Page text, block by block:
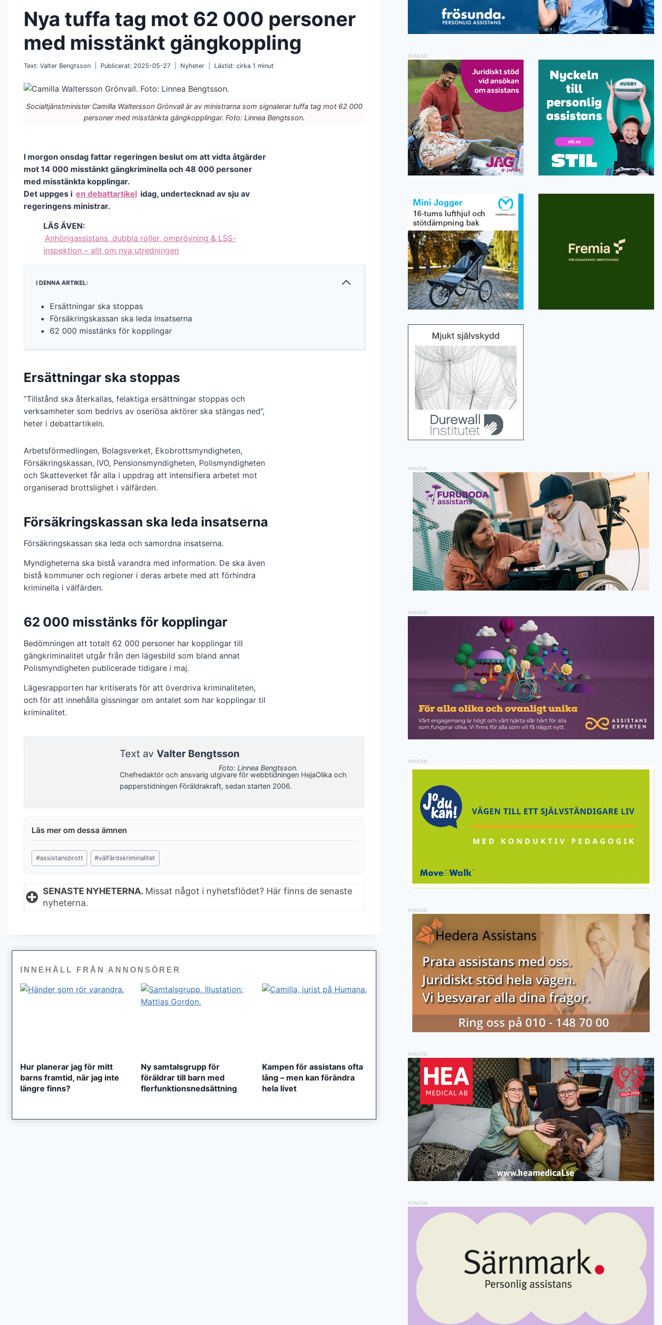
Nya tuffa tag mot 62 000 personer
med misstänkt gängkoppling
Text: Valter Bengtsson Publicerat: 2025-05-27 Nyheter Lästid: cirka1 minut
Socialtjänstminister Camilla Waltersson Grönvall är av ministrarna som signalerar tuffa tag mot 62 000
personer med misstänkta gängkopplingar. Foto: Linnea Bengtsson.
I morgon onsdag fattar regeringen beslut om att vidta åtgärder
mot 14 000 misstänkt gängkriminella och 48 000 personer
med misstänkta kopplingar.
Det uppges i en debattartikel idag, undertecknad av sju av
regeringens ministrar.
LÄS ÄVEN:
Anhörigassistans, dubbla roller, omprövning & LSS-
inspektion – allt om nya utredningen
I DENNA ARTIKEL:
Ersättningar ska stoppas
Försäkringskassan ska leda insatserna
62 000 misstänks för kopplingar
Ersättningar ska stoppas
”Tillstånd ska återkallas, felaktiga ersättningar stoppas och
verksamheter som bedrivs av oseriösa aktörer ska stängas ned”,
heter i debattartikeln.
Arbetsförmedlingen, Bolagsverket, Ekobrottsmyndigheten,
Försäkringskassan, IVO, Pensionsmyndigheten, Polismyndigheten
och Skatteverket får alla i uppdrag att intensifiera arbetet mot
organiserad brottslighet i välfärden.
Försäkringskassan ska leda insatserna
Försäkringskassan ska leda och samordna insatserna.
Myndigheterna ska bistå varandra med information. De ska även
bistå kommuner och regioner i deras arbete med att förhindra
kriminella i välfärden.
62 000 misstänks för kopplingar
Bedömningen att totalt 62 000 personer har kopplingar till
gängkriminalitet utgår från den lägesbild som bland annat
Polismyndigheten publicerade tidigare i maj.
Lägesrapporten har kritiserats för att överdriva kriminaliteten,
och för att innehålla gissningar om antalet som har kopplingar til
kriminalitet.
Foto: Linnea Bengtsson.
Text av Valter Bengtsson
Chefredaktör och ansvarig utgivare för webbtidningen HejaOlika och
papperstidningen Föräldrakraft, sedan starten 2006.
Post
Tags:
#assistansbrott #välfärdskriminalitet
SENASTE NYHETERNA. Missat något i nyhetsflödet? Här finns de senaste
nyheterna.
INNEHÅLL FRÅN ANNONSÖRER
Hur planerar jag för mitt
barns framtid, när jag inte
längre finns?
Ny samtalsgrupp för
föräldrar till barn med
flerfunktionsnedsättning
Kampen för assistans ofta
lång – men kan förändra
hela livet
ANNONS
ANNONS
ANNONS
ANNONS
ANNONS
ANNONS
ANNONS